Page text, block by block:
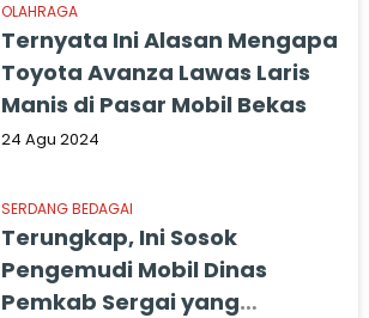
OLAHRAGA
Ternyata Ini Alasan Mengapa
Toyota Avanza Lawas Laris
Manis di Pasar Mobil Bekas
24 Agu 2024
SERDANG BEDAGAI
Terungkap, Ini Sosok
Pengemudi Mobil Dinas
Pemkab Sergai yang